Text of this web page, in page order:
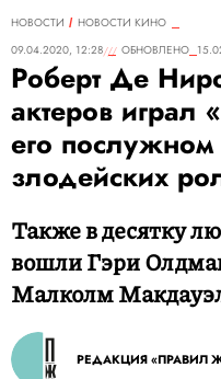
НОВОСТИ
НОВОСТИ КИНО
09.04.2020, 12:28
ОБНОВЛЕНО
Роберт Де
актеров играл
его послужном
злодейских
Также в десятку
вошли Гэри
Малколм
РЕДАКЦИЯ «ПРАВИЛ